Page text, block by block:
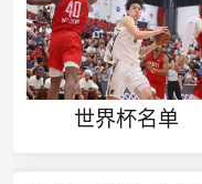
世界杯名单